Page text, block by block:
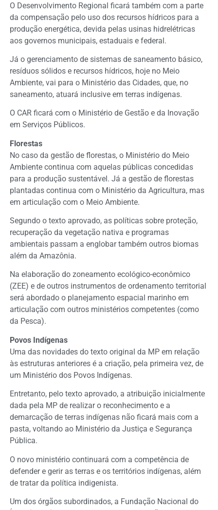
O Desenvolvimento Regional ficará também com a parte
da compensação pelo uso dos recursos hídricos para a
produção energética, devida pelas usinas hidrelétricas
aos governos municipais, estaduais e federal.
Já o gerenciamento de sistemas de saneamento básico,
resíduos sólidos e recursos hídricos, hoje no Meio
Ambiente, vai para o Ministério das Cidades, que, no
saneamento, atuará inclusive em terras indígenas.
O CAR ficará com o Ministério de Gestão e da Inovação
em Serviços Públicos.
Florestas
No caso da gestão de florestas, o Ministério do Meio
Ambiente continua com aquelas públicas concedidas
para a produção sustentável. Já a gestão de florestas
plantadas continua com o Ministério da Agricultura, mas
em articulação com o Meio Ambiente.
Segundo o texto aprovado, as políticas sobre proteção,
recuperação da vegetação nativa e programas
ambientais passam a englobar também outros biomas
além da Amazônia.
Na elaboração do zoneamento ecológico-econômico
(ZEE) e de outros instrumentos de ordenamento territorial
será abordado o planejamento espacial marinho em
articulação com outros ministérios competentes (como
da Pesca).
Povos Indígenas
Uma das novidades do texto original da MP em relação
às estruturas anteriores é a criação, pela primeira vez, de
um Ministério dos Povos Indígenas.
Entretanto, pelo texto aprovado, a atribuição inicialmente
dada pela MP de realizar o reconhecimento e a
demarcação de terras indígenas não ficará mais com a
pasta, voltando ao Ministério da Justiça e Segurança
Pública.
O novo ministério continuará com a competência de
defender e gerir as terras e os territórios indígenas, além
de tratar da política indigenista.
Um dos órgãos subordinados, a Fundação Nacional do